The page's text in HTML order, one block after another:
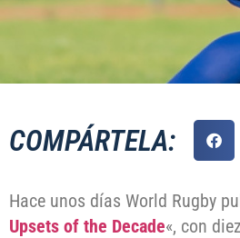
COMPÁRTELA:
Hace unos días World Rugby
Upsets of the Decade«, con